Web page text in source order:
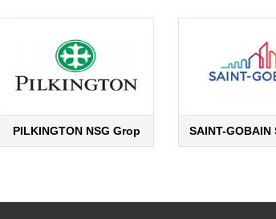
PILKINGTON NSG Grop SAINT-GOBAIN